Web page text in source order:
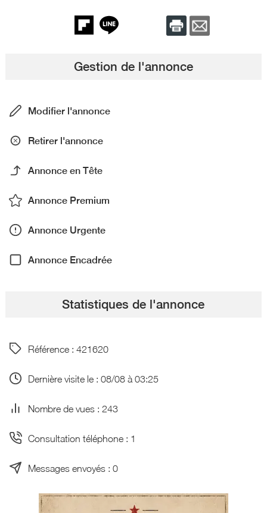
Gestion de l'annonce
Modifier l'annonce
Retirer l'annonce
Annonce en Tête
Annonce Premium
Annonce Urgente
Annonce Encadrée
Statistiques de l'annonce
Référence : 421620
Dernière visite le : 08/08 à 03:25
Nombre de vues : 243
Consultation téléphone : 1
Messages envoyés : 0